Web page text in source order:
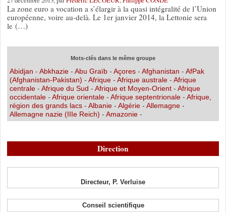
La zone euro a vocation a s’élargir à la quasi intégralité de l’Union
européenne, voire au-delà. Le 1er janvier 2014, la Lettonie sera
le (…)
Mots-clés dans le même groupe
Abidjan - Abkhazie- Abu Graïb- Açores- Afghanistan - AfPak
(Afghanistan-Pakistan) - Afrique- Afrique australe- Afrique
centrale - Afrique du Sud - Afrique et Moyen-Orient - Afrique
occidentale - Afrique orientale - Afrique septentrionale - Afrique,
région des grands lacs- Albanie - Algérie - Allemagne -
Allemagne nazie (IIIe Reich) - Amazonie-
Direction
Directeur, P. Verluise
Conseil scientifique